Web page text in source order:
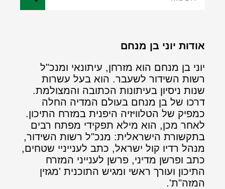
אודות יוני בן מנחם
יוני בן מנחם הוא מזרחן, עיתונאי ומנכ"ל
רשות השידור לשעבר. הוא בעל עשרות
שנות ניסיון בעיתונות הכתובה והמצולמת.
דרכו של בן מנחם בעולם המדיה החלה
כמפיק של הטלוויזיה היפנית במזרח התיכון.
לאחר מכן, הוא מילא תפקידי מפתח רבים
בתקשורת הישראלית: מנכ"ל רשות השידור,
מנהל רדיו קול ישראל, כתב לענייניי שטחים,
כתב ופרשן מדיני, פרשן לענייני המזרח
התיכון ועורך ראשי ומגיש התוכנית 'מגזין
המזה"ת'.